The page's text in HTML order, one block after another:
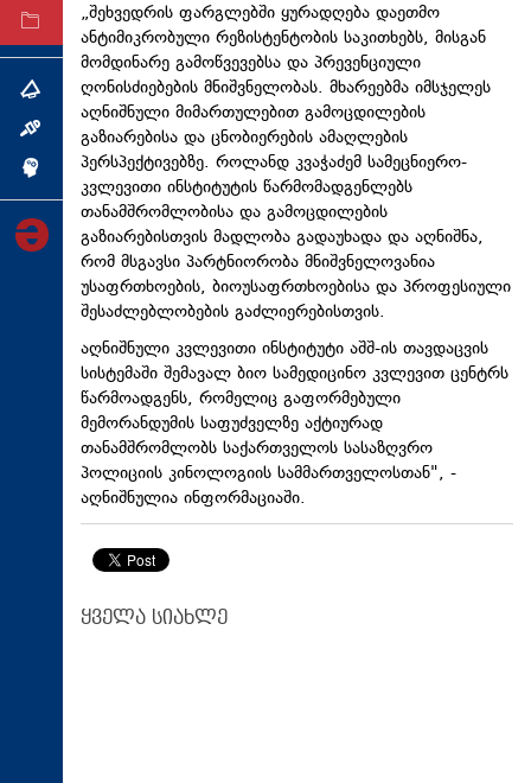
არქივი
თემა
ინტერვიუ
ინქვიზიცია
„შეხვედრის ფარგლებში ყურადღება დაეთმო
ანტიმიკრობული რეზისტენტობის საკითხებს, მისგან
მომდინარე გამოწვევებსა და პრევენციული
ღონისძიებების მნიშვნელობას. მხარეებმა იმსჯელეს
აღნიშნული მიმართულებით გამოცდილების
გაზიარებისა და ცნობიერების ამაღლების
პერსპექტივებზე. როლანდ კვაჭაძემ სამეცნიერო-
კვლევითი ინსტიტუტის წარმომადგენლებს
თანამშრომლობისა და გამოცდილების
გაზიარებისთვის მადლობა გადაუხადა და აღნიშნა,
რომ მსგავსი პარტნიორობა მნიშვნელოვანია
უსაფრთხოების, ბიოუსაფრთხოებისა და პროფესიული
შესაძლებლობების გაძლიერებისთვის.
აღნიშნული კვლევითი ინსტიტუტი აშშ-ის თავდაცვის
სისტემაში შემავალ ბიო სამედიცინო კვლევით ცენტრს
წარმოადგენს, რომელიც გაფორმებული
მემორანდუმის საფუძველზე აქტიურად
თანამშრომლობს საქართველოს სასაზღვრო
პოლიციის კინოლოგიის სამმართველოსთან", -
აღნიშნულია ინფორმაციაში.
ყველა სიახლე